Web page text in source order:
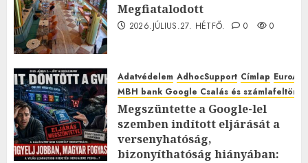
Megfiatalodott
2026.JÚLIUS.27. HÉTFŐ. 0 0
Adatvédelem AdhocSupport Címlap
MBH bank Google Csalás és
Megszüntette a Google-lel
szemben indított eljárását a
versenyhatóság,
bizonyíthatóság hiányában: